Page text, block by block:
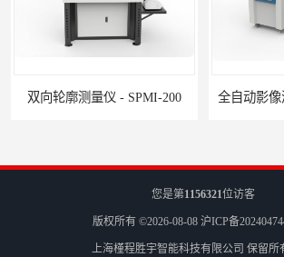
双向轮廓测量仪 - SPMI-200 全自动影
您是第1156321位访客
版权所有 ©2026-08-08 沪ICP备
上海槿程胜宇智能科技有限公司 保留所